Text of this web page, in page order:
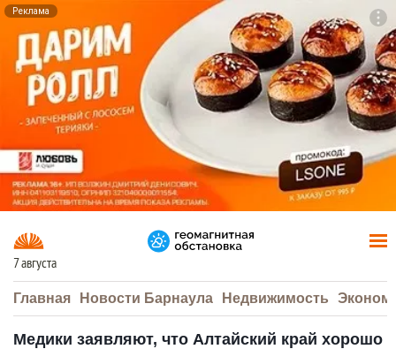
Реклама
7 августа
Главная Новости Барнаула Недвижимость
Медики заявляют, что Алтайский край хорошо